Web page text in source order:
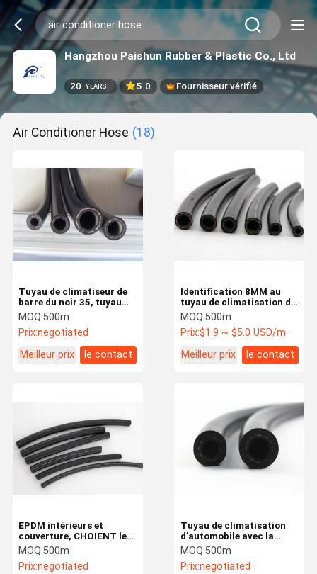
Hangzhou Paishun Rubber & Plastic Co., Ltd
20 YEARS 5.0 Fournisseur vérifié
Air Conditioner Hose (18)
Tuyau de climatiseur de
barre du noir 35, tuyau
100m ou 50m d'état d'air
par petit pain
MOQ:500m
Prix:negotiated
Meilleur prix
le contact
Identification 8MM au
tuyau de climatisation de
22MM EPDM pour
transporter R134a R12
etc.
MOQ:500m
Prix:$1.9 ~ $5.0 USD/m
Meilleur prix
le contact
EPDM intérieurs et
couverture, CHOIENT les
tuyaux des véhicules à
moteur tressés de
climatisation avec cinq
MOQ:500m
Prix:negotiated
Tuyau de climatisation
d'automobile avec la
couverture douce
intérieure de la taille
11mm de diamètre
MOQ:500m
Prix:negotiated